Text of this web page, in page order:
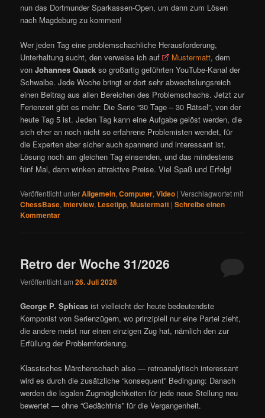
nun das Dortmunder Sparkassen-Open, um dann zum Lösen
nach Magdeburg zu kommen!
Wer jeden Tag eine problemschachliche Herausforderung,
Unterhaltung sucht, den verweise ich auf
Mustermatt, dem
vonJohannes Quack so großartig geführten YouTube-Kanal der
Schwalbe. Jede Woche bringt er dort sehr abwechslungsreich
einen Beitrag aus allen Bereichen des Problemschachs. Jetzt zur
Ferienzeit gibt es mehr: Die Serie “30 Tage – 30 Rätsel”, von der
heute Tag 5 ist. Jeden Tag kann eine Aufgabe gelöst werden, die
sich eher an noch nicht so erfahrene Problemisten wendet, für
die Experten aber sicher auch spannend und interessant ist.
Lösung noch am gleichen Tag einsenden, und das mindestens
fünf Mal, dann winken attraktive Preise. Viel Spaß und Erfolg!
Veröffentlicht unterAllgemein,Computer,Video |Verschlagwortet mit
ChessBase,Interview, Lesetipp,Mustermatt |Schreibe einen
Kommentar
Retro der Woche 31/2026
Veröffentlicht am26. Juli 2026
George P. Sphicas ist vielleicht der heute bedeutendste
Komponist von Serienzügern, wo prinzipiell nur eine Partei zieht,
die andere meist nur einen einzigen Zug hat, nämlich den zur
Erfüllung der Problemforderung.
Klassisches Märchenschach also — retroanalytisch interessant
wird es durch die zusätzliche “konsequent” Bedingung: Danach
werden die legalen Zugmöglichkeiten für jede neue Stellung neu
bewertet — ohne “Gedächtnis” für die Vergangenheit.